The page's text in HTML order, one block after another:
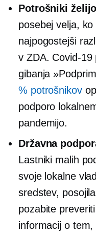
Potrošniki
posebej velja,
najpogostejši
v ZDA. Covid-19
gibanja
% potrošnikov
podporo
pandemijo.
Državna
Lastniki malih
svoje lokalne
sredstev,
pozabite
informacij o